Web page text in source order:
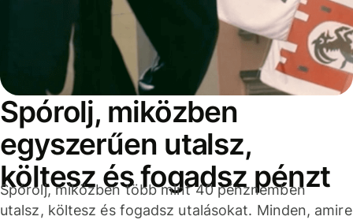
Spórolj, miközben
egyszerűen utalsz,
költesz és fogadsz pénzt
Spórolj, miközben több mint 40 pénznemben
utalsz, költesz és fogadsz utalásokat. Minden, amire